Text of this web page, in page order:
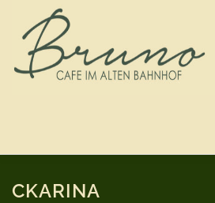
springen
SPEISEKARTE
CKARINA